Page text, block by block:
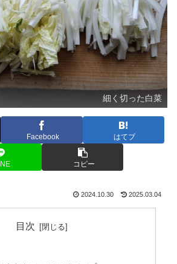
細く切った白菜
Facebook はてブ
コピー
2024.10.30 2025.03.04
目次